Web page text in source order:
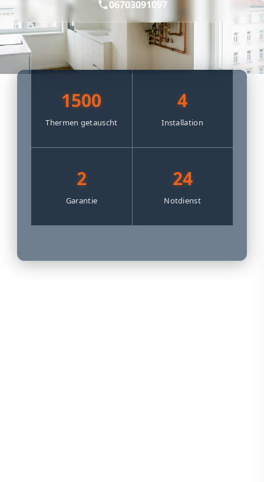
06703091097
1500
Thermen getauscht
4
Installation
2
Garantie
24
Notdienst